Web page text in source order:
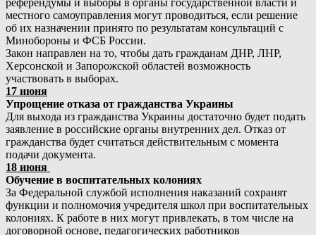
местного самоуправления могут проводиться, если решение
об их назначении принято по результатам консультаций с
Минобороны и ФСБ России.
Закон направлен на то, чтобы дать гражданам ДНР, ЛНР,
Херсонской и Запорожской областей возможность
участвовать в выборах.
17 июня
Упрощение отказа от гражданства Украины
Для выхода из гражданства Украины достаточно будет подать
заявление в российские органы внутренних дел. Отказ от
гражданства будет считаться действительным с момента
подачи документа.
18 июня
Обучение в воспитательных колониях
За Федеральной службой исполнения наказаний сохранят
функции и полномочия учредителя школ при воспитательных
колониях. К работе в них могут привлекать, в том числе на
договорной основе, педагогических работников